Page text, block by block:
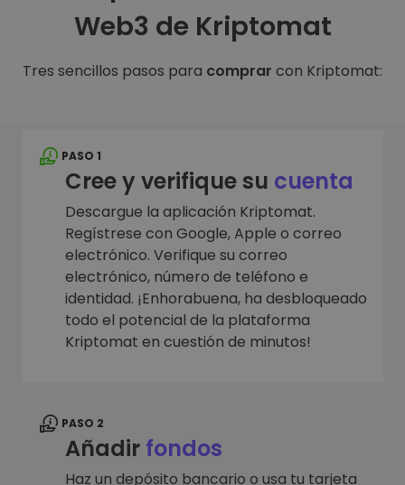
Web3 de Kriptomat
Tres sencillos pasos para comprar con Kriptomat:
PASO 1
Cree y verifique su cuenta
Descargue la aplicación Kriptomat.
Regístrese con Google, Apple o correo
electrónico. Verifique su correo
electrónico, número de teléfono e
identidad. ¡Enhorabuena, ha desbloqueado
todo el potencial de la plataforma
Kriptomat en cuestión de minutos!
PASO 2
Añadir fondos
Haz un depósito bancario o usa tu tarjeta